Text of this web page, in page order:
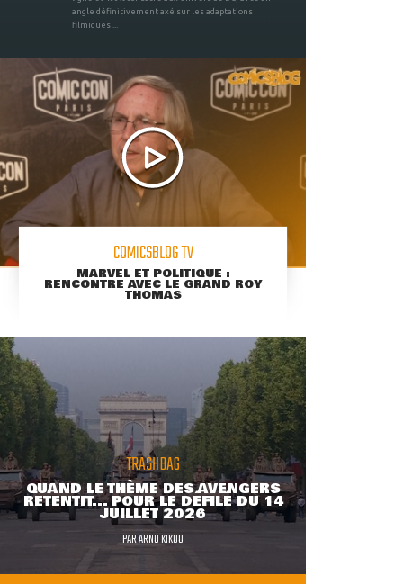
angle définitivement axé sur les adaptations
filmiques ...
COMICSBLOG TV
MARVEL ET POLITIQUE :
RENCONTRE AVEC LE GRAND ROY
THOMAS
TRASHBAG
QUAND LE THÈME DES AVENGERS
RETENTIT... POUR LE DÉFILÉ DU 14
JUILLET 2026
PARARNO KIKOO